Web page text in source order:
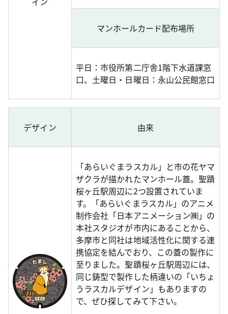
マンホールカード配布場所
平日：市役所第二庁舎1階下水道課窓
口、土曜日・日曜日：永山公民館窓口
デザイン 由来
「あらいぐまラスカル」と市の花ヤマ
ザクラが描かれたマンホール蓋。聖蹟
桜ヶ丘駅周辺に2つ設置されていま
す。「あらいぐまラスカル」のアニメ
制作会社「日本アニメーション㈱」の
本社スタジオが市内にあることから、
多摩市と同社は地域活性化に関する連
携協定を結んでおり、この蓋の製作に
至りました。聖蹟桜ヶ丘駅周辺には、
同じ鋳型で製作した柄違いの「いちょ
うラスカルデザイン」もありますの
で、ぜひ探してみて下さい。